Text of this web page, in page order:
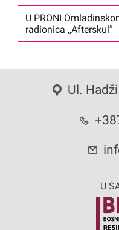
U PRONI
radionica ,,Afterskul”
Ul.
U